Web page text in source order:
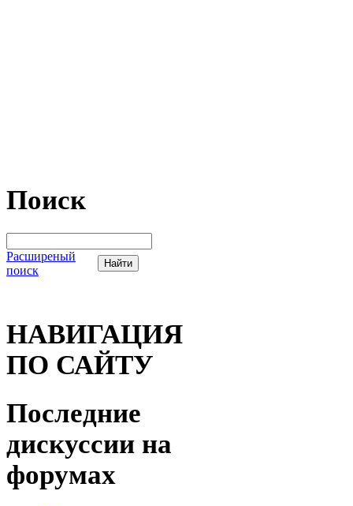
Поиск
Расширеный
поиск
НАВИГАЦИЯ
ПО САЙТУ
Последние
дискуссии на
форумах